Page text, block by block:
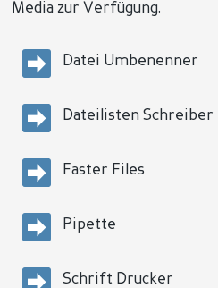
Media zur Verfügung.
Datei Umbenenner
Dateilisten Schreiber
Faster Files
Pipette
Schrift Drucker